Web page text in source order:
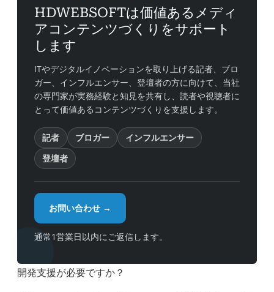
HDWEBSOFTは価値あるメディ
アコンテンツづくりをサポート
します
ITやデジタルイノベーションを取り上げる記者、ブロ
ガー、インフルエンサー、登壇者の方に向けて、当社
の専門家が実務経験と知見を共有し、読者や視聴者に
とって価値あるコンテンツづくりを支援します。
記者 ブロガー
インフルエンサー
登壇者
お問い合わせ →
通常1営業日以内にご返信します。
開発支援が必要ですか？